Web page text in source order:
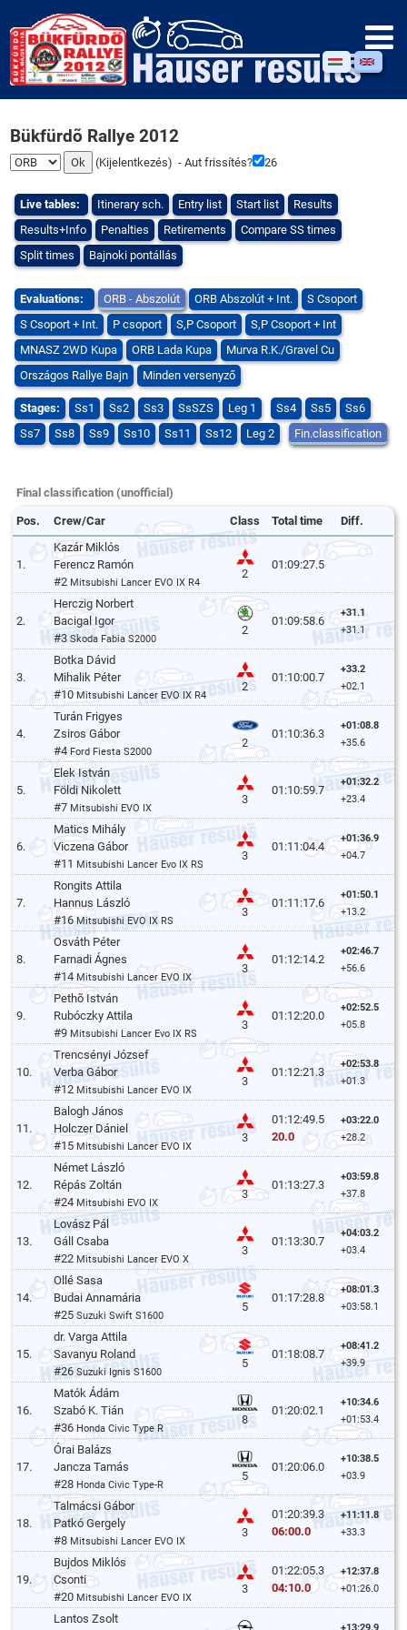
Bükfürdõ Rallye 2012
(Kijelentkezés) - Aut frissítés? 25
Live tables: Itinerary sch. Entry list Start list
Results
Results+Info
Penalties Retirements
Compare SS times
Split times
Bajnoki pontállás
Evaluations: ORB - Abszolút ORB Abszolút + Int.
S Csoport
S Csoport + Int.
P csoport S,P Csoport
S,P Csoport + Int
MNASZ 2WD Kupa
ORB Lada Kupa
Murva R.K./Gravel Cu
Országos Rallye Bajn
Minden versenyző
Stages: Ss1 Ss2 Ss3 SsSZS Leg 1 Ss4 Ss5
Ss6
Ss7
Ss8 Ss9 Ss10 Ss11 Ss12 Leg 2 Fin.classification
Final classification (unofficial)
Pos. Crew/Car Class Total time Diff.
1.
Kazár Miklós
Ferencz Ramón
#2 Mitsubishi Lancer EVO IX R4
2
01:09:27.5
2.
Herczig Norbert
Bacigal Igor
#3Skoda Fabia S2000
2
01:09:58.6
+31.1
+31.1
3.
Botka Dávid
Mihalik Péter
#10Mitsubishi Lancer EVO IX R4
2
01:10:00.7
+33.2
+02.1
4.
Turán Frigyes
Zsiros Gábor
#4 Ford Fiesta S2000
2
01:10:36.3
+01:08.8
+35.6
5.
Elek István
Földi Nikolett
#7 Mitsubishi EVO IX
3
01:10:59.7
+01:32.2
+23.4
6.
Matics Mihály
Viczena Gábor
#11 Mitsubishi Lancer Evo IX RS
3
01:11:04.4
+01:36.9
+04.7
7.
Rongits Attila
Hannus László
#16Mitsubishi EVO IX RS
3
01:11:17.6
+01:50.1
+13.2
8.
Osváth Péter
Farnadi Ágnes
#14 Mitsubishi Lancer EVO IX
3
01:12:14.2
+02:46.7
+56.6
9.
Pethõ István
Rubóczky Attila
#9 Mitsubishi Lancer Evo IX RS
3
01:12:20.0
+02:52.5
+05.8
10.
Trencsényi József
Verba Gábor
#12 Mitsubishi Lancer EVO IX
3
01:12:21.3
+02:53.8
+01.3
11.
Balogh János
Holczer Dániel
#15Mitsubishi Lancer EVO IX
3
01:12:49.5
20.0
+03:22.0
+28.2
12.
Német László
Répás Zoltán
#24Mitsubishi EVO IX
3
01:13:27.3
+03:59.8
+37.8
13.
Lovász Pál
Gáll Csaba
#22 Mitsubishi Lancer EVO X
3
01:13:30.7
+04:03.2
+03.4
14.
Ollé Sasa
Budai Annamária
#25Suzuki Swift S1600
5
01:17:28.8
+08:01.3
+03:58.1
15.
dr. Varga Attila
Savanyu Roland
#26Suzuki Ignis S1600
5
01:18:08.7
+08:41.2
+39.9
16.
Matók Ádám
Szabó K. Tián
#36Honda Civic Type R
8
01:20:02.1
+10:34.6
+01:53.4
17.
Órai Balázs
Jancza Tamás
#28 Honda Civic Type-R
5
01:20:06.0
+10:38.5
+03.9
18.
Talmácsi Gábor
Patkó Gergely
#8 Mitsubishi Lancer EVO IX
3
01:20:39.3
06:00.0
+11:11.8
+33.3
19.
Bujdos Miklós
Csonti
#20 Mitsubishi Lancer EVO IX
3
01:22:05.3
04:10.0
+12:37.8
+01:26.0
Lantos Zsolt